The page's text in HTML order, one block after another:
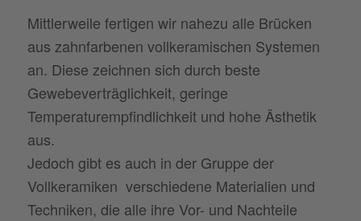
Mittlerweile fertigen wir nahezu alle Brücken
aus zahnfarbenen vollkeramischen Systemen
an. Diese zeichnen sich durch beste
Gewebeverträglichkeit, geringe
Temperaturempfindlichkeit und hohe Ästhetik
aus.
Jedoch gibt es auch in der Gruppe der
Vollkeramiken verschiedene Materialien und
Techniken, die alle ihre Vor- und Nachteile